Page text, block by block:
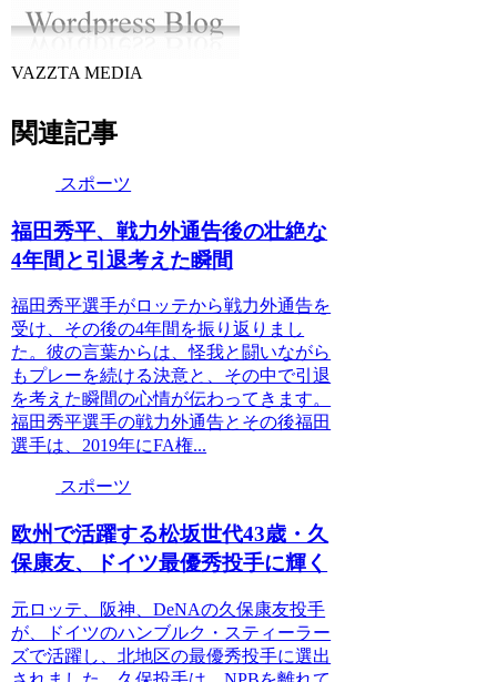
VAZZTA MEDIA
関連記事
スポーツ
福田秀平、戦力外通告後の壮絶な
4年間と引退考えた瞬間
福田秀平選手がロッテから戦力外通告を
受け、その後の4年間を振り返りまし
た。彼の言葉からは、怪我と闘いながら
もプレーを続ける決意と、その中で引退
を考えた瞬間の心情が伝わってきます。
福田秀平選手の戦力外通告とその後福田
選手は、2019年にFA権...
スポーツ
欧州で活躍する松坂世代43歳・久
保康友、ドイツ最優秀投手に輝く
元ロッテ、阪神、DeNAの久保康友投手
が、ドイツのハンブルク・スティーラー
ズで活躍し、北地区の最優秀投手に選出